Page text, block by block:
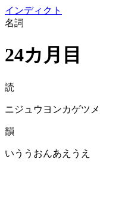
インディクト
名詞
24カ月目
読
ニジュウヨンカゲツメ
韻
いううおんあえうえ